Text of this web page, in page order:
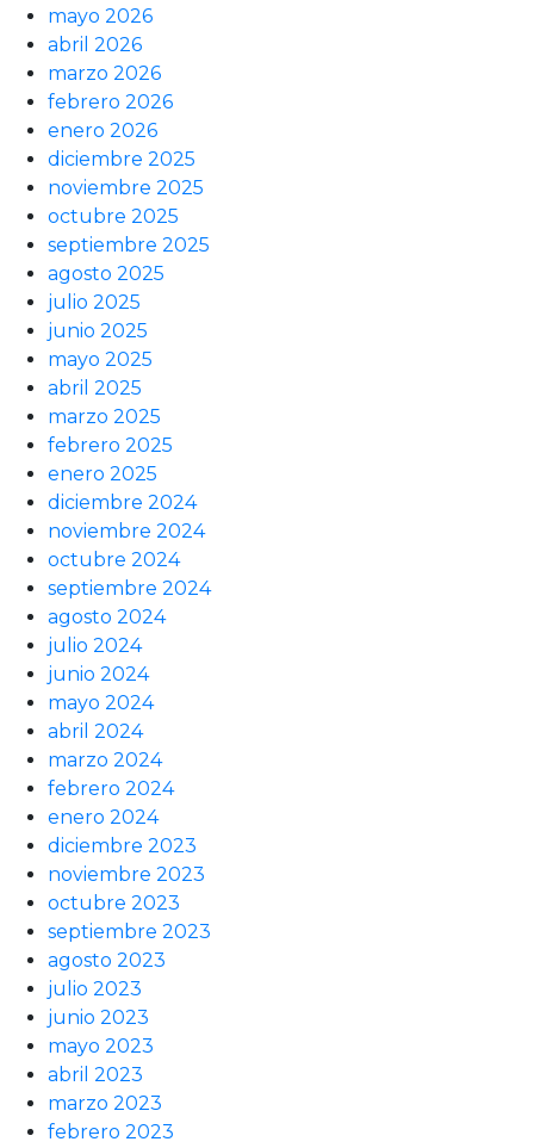
mayo 2026
abril 2026
marzo 2026
febrero 2026
enero 2026
diciembre 2025
noviembre 2025
octubre 2025
septiembre 2025
agosto 2025
julio 2025
junio 2025
mayo 2025
abril 2025
marzo 2025
febrero 2025
enero 2025
diciembre 2024
noviembre 2024
octubre 2024
septiembre 2024
agosto 2024
julio 2024
junio 2024
mayo 2024
abril 2024
marzo 2024
febrero 2024
enero 2024
diciembre 2023
noviembre 2023
octubre 2023
septiembre 2023
agosto 2023
julio 2023
junio 2023
mayo 2023
abril 2023
marzo 2023
febrero 2023